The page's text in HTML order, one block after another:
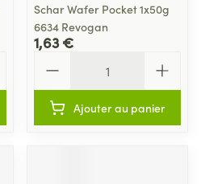
Schar Wafer Pocket 1x50g
6634 Revogan
1,63 €
Ajouter au panier